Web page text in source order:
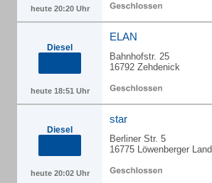
heute 20:20 Uhr
Diesel
heute 18:51 Uhr
ELAN
Bahnhofstr. 25
16792 Zehdenick
Diesel
heute 20:02 Uhr
star
Berliner Str. 5
16775 Löwenberger Land